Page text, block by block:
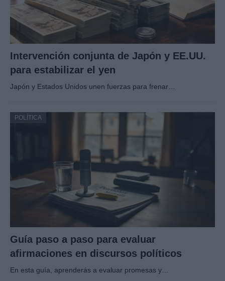
Intervención conjunta de Japón y EE.UU.
para estabilizar el yen
Japón y Estados Unidos unen fuerzas para frenar…
POLÍTICA
Guía paso a paso para evaluar
afirmaciones en discursos políticos
En esta guía, aprenderás a evaluar promesas y…